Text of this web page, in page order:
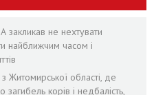
закликав не нехтувати
найближчим часом і
Житомирської області, де
загибель корів і недбалість,